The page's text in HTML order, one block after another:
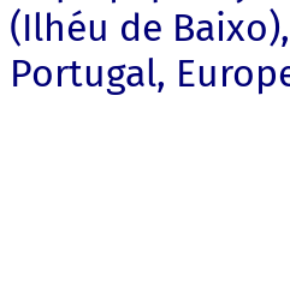
(Ilhéu de
Portugal,